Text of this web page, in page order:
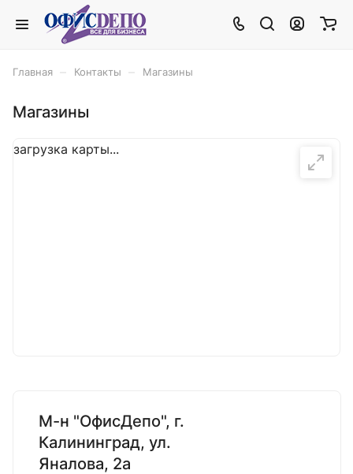
Главная Контакты Магазины
Магазины
загрузка карты...
М-н "ОфисДепо", г.
Калининград, ул.
Яналова, 2а